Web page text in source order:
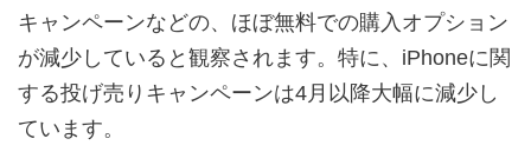
キャンペーンなどの、ほぼ無料での購入オプション
が減少していると観察されます。特に、iPhoneに関
する投げ売りキャンペーンは4月以降大幅に減少し
ています。